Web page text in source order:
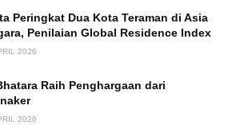
Peringkat Dua Kota Teraman di Asia
Penilaian Global Residence Index
2026
Raih Penghargaan dari
2026